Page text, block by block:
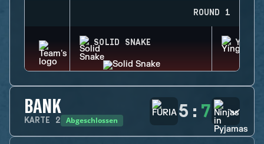
ROUND 1
SOLID SNAKE YING
BANK
KARTE 2 Abgeschlossen 5 : 7